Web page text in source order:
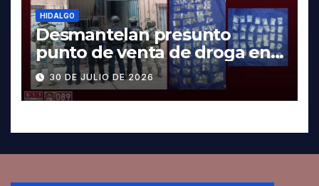
HIDALGO
Desmantelan presunto
punto de venta de droga en
Pachuca; hay dos detenidos
30 DE JULIO DE 2026